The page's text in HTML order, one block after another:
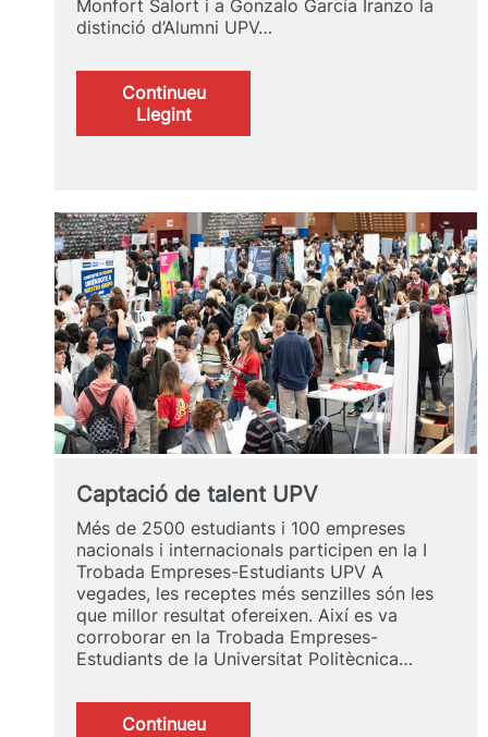
Monfort Salort i a Gonzalo García Iranzo la
distinció d’Alumni UPV…
Continueu
Llegint:
Alumni
Captació de talent UPV
Més de 2500 estudiants i 100 empreses
nacionals i internacionals participen en la I
Trobada Empreses-Estudiants UPV A
vegades, les receptes més senzilles són les
que millor resultat ofereixen. Així es va
corroborar en la Trobada Empreses-
Estudiants de la Universitat Politècnica…
Continueu